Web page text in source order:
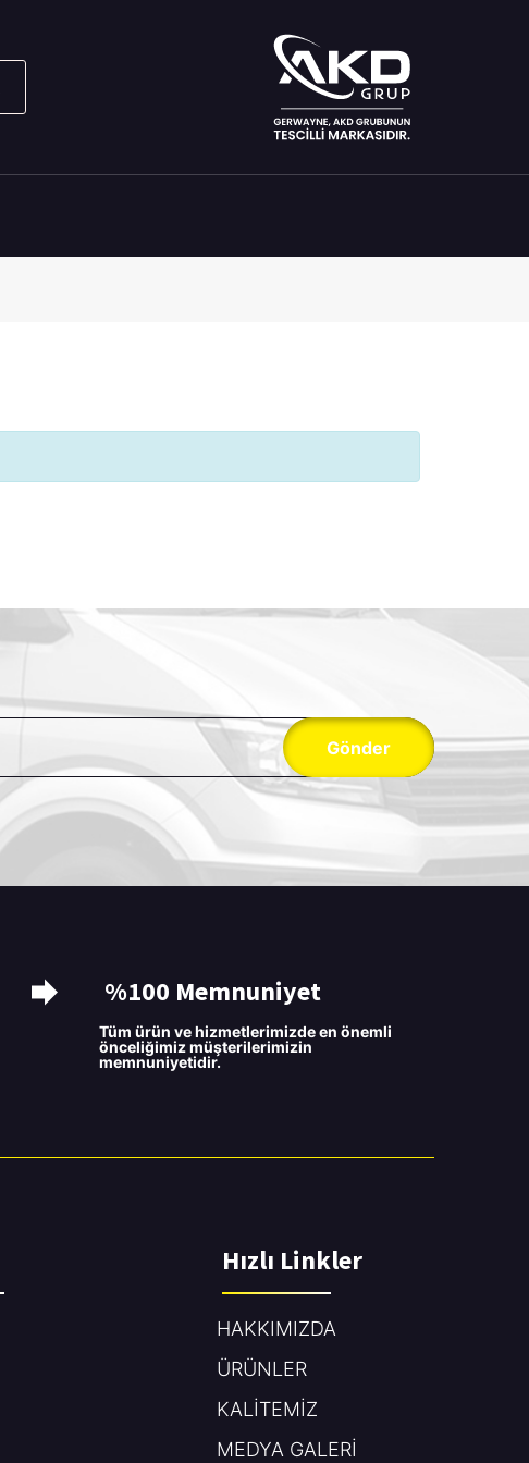
Gönder
%100 Memnuniyet
Tüm ürün ve hizmetlerimizde en önemli
önceliğimiz müşterilerimizin
memnuniyetidir.
Hızlı Linkler
HAKKIMIZDA
ÜRÜNLER
KALİTEMİZ
MEDYA GALERİ